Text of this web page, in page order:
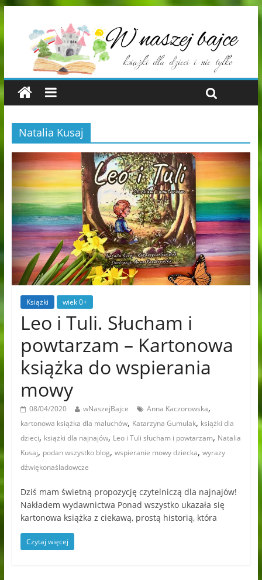
Natalia Kusaj
Książki wiek 0+
Leo i Tuli. Słucham i
powtarzam – Kartonowa
książka do wspierania
mowy
08/04/2020 wNaszejBajce Anna Kaczorowska,
kartonowa książka dla maluchów, Katarzyna Gumulak, książki dla
dzieci, książki dla najnajów, Leo i Tuli słucham i powtarzam, Natalia
Kusaj, podan wszystko blog, wspieranie mowy dziecka, wyrazy
dźwiękonaśladowcze
Dziś mam świetną propozycję czytelniczą dla najnajów!
Nakładem wydawnictwa Ponad wszystko ukazała się
kartonowa książka z ciekawą, prostą historią, która
Czytaj więcej